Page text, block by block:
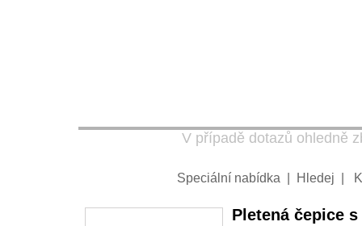
V případě dotazů ohledně
Speciální nabídka Hledej
Pletená čepice